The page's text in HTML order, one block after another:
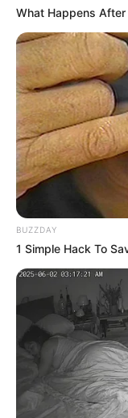
What Happens After
BUZZDAY
1 Simple Hack To